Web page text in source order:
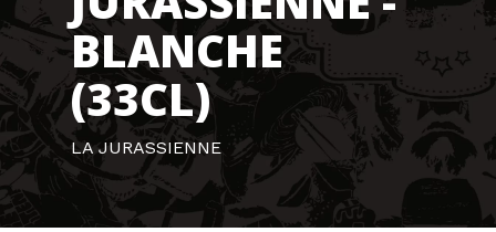
BLANCHE
(33CL)
LA JURASSIENNE